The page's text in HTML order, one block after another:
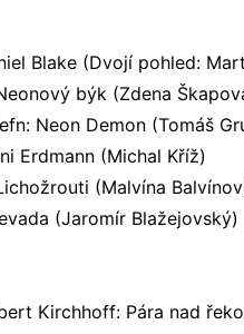
Blake (Dvojí pohled:
býk (Zdena
Neon Demon (Tomáš
Erdmann (Michal Kříž)
(Malvína
(Jaromír Blažejovský)
Kirchhoff: Pára nad